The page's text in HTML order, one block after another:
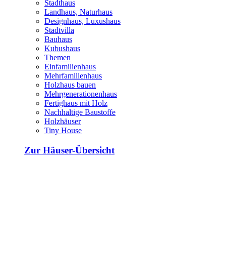
Stadthaus
Landhaus, Naturhaus
Designhaus, Luxushaus
Stadtvilla
Bauhaus
Kubushaus
Themen
Einfamilienhaus
Mehrfamilienhaus
Holzhaus bauen
Mehrgenerationenhaus
Fertighaus mit Holz
Nachhaltige Baustoffe
Holzhäuser
Tiny House
Zur Häuser-Übersicht